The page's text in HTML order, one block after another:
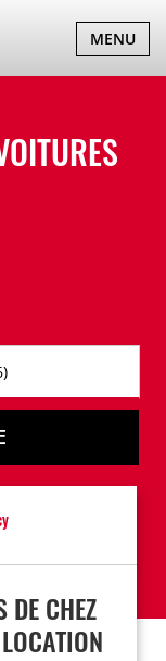
BASCULER
LA
MENU
DE CHEZ